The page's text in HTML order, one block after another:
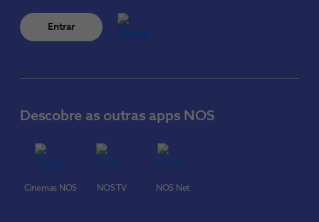
Entrar
Descobre as outras apps NOS
Cinemas NOS NOS TV NOS Net